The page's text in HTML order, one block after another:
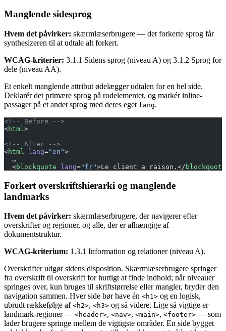
Manglende sidesprog
Hvem det påvirker: skærmlæserbrugere — det forkerte sprog får
synthesizeren til at udtale alt forkert.
WCAG-kriterier: 3.1.1 Sidens sprog (niveau A) og 3.1.2 Sprog for
dele (niveau AA).
Et enkelt manglende attribut ødelægger udtalen for en hel side.
Deklarér det primære sprog på rodelementet, og markér inline-
passager på et andet sprog med deres eget lang.
<!-- Before -->
<html >
<!-- After -->
<html lang="en">
  …
  <
blockquote lang="fr">Le client a raison.</ blockquote
Forkert overskriftshierarki og manglende
landmarks
Hvem det påvirker: skærmlæserbrugere, der navigerer efter
overskrifter og regioner, og alle, der er afhængige af
dokumentstruktur.
WCAG-kriterium: 1.3.1 Information og relationer (niveau A).
Overskrifter udgør sidens disposition. Skærmlæserbrugere springer
fra overskrift til overskrift for hurtigt at finde indhold; når niveauer
springes over, kun bruges til skriftstørrelse eller mangler, bryder den
navigation sammen. Hver side bør have én <h1> og en logisk,
ubrudt rækkefølge af <h2>, <h3> og så videre. Lige så vigtige er
landmark-regioner — <header>, <nav>, <main>, <footer> — som
lader brugere springe mellem de vigtigste områder. En side bygget